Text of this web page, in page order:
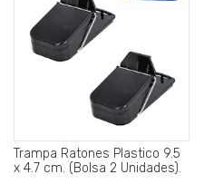
Trampa Ratones Plastico 9.5
x 4.7 cm. (Bolsa 2 Unidades).